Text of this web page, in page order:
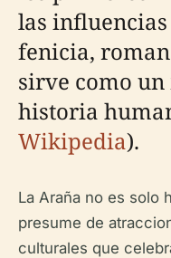
las
fenicia,
sirve como
historia
Wikipedia).
La Araña no es solo
presume de
culturales que